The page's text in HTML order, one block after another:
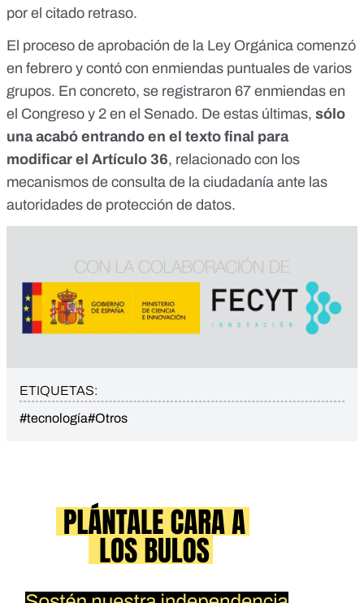
por el citado retraso.
El proceso de aprobación de la Ley Orgánica comenzó
en febrero y contó con enmiendas puntuales de varios
grupos. En concreto, se registraron 67 enmiendas en
el Congreso y 2 en el Senado. De estas últimas, sólo
una acabó entrando en el texto final para
modificar el Artículo 36, relacionado con los
mecanismos de consulta de la ciudadanía ante las
autoridades de protección de datos.
ETIQUETAS:
#tecnología#Otros